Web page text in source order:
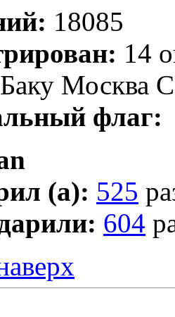
18085
14
Баку Москва
флаг:
(а): 525
604